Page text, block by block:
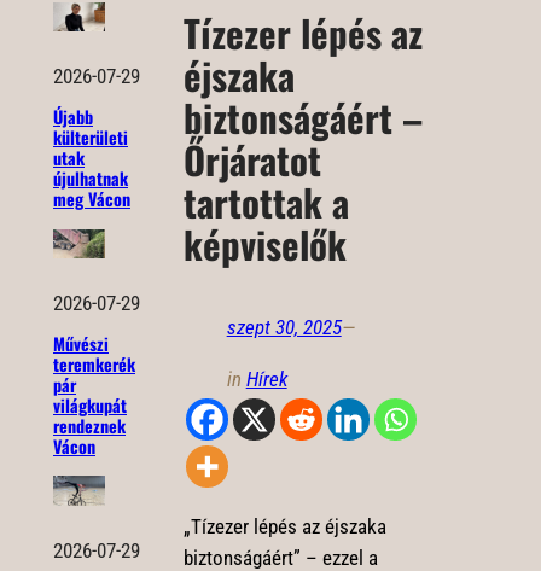
2026-07-29
Újabb
külterületi
utak
újulhatnak
meg Vácon
2026-07-29
Művészi
teremkerék
pár
világkupát
rendeznek
Vácon
2026-07-29
Tízezer lépés az
éjszaka
biztonságáért –
Őrjáratot
tartottak a
képviselők
szept 30, 2025—
in Hírek
„Tízezer lépés az éjszaka
biztonságáért” – ezzel a